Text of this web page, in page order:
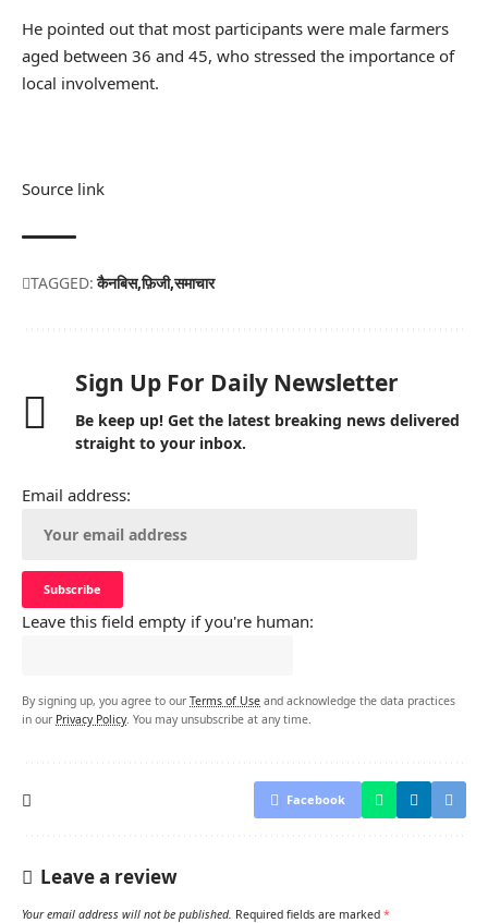
He pointed out that most participants were male farmers
aged between 36 and 45, who stressed the importance of
local involvement.
Source link
TAGGED: कैनबिस फ़िजी समाचार
Sign Up For Daily Newsletter
Be keep up! Get the latest breaking news delivered
straight to your inbox.
Email address:
Leave this field empty if you're human:
By signing up, you agree to our Terms of Use and acknowledge the data practices
in our Privacy Policy. You may unsubscribe at any time.
Facebook
Leave a review
Your email address will not be published. Required fields are marked *